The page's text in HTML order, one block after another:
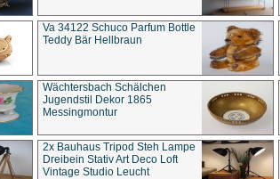
Va 34122 Schuco Parfum Bottle
Teddy Bär Hellbraun
Wächtersbach Schälchen
Jugendstil Dekor 1865
Messingmontur
2x Bauhaus Tripod Steh Lampe
Dreibein Stativ Art Deco Loft
Vintage Studio Leucht